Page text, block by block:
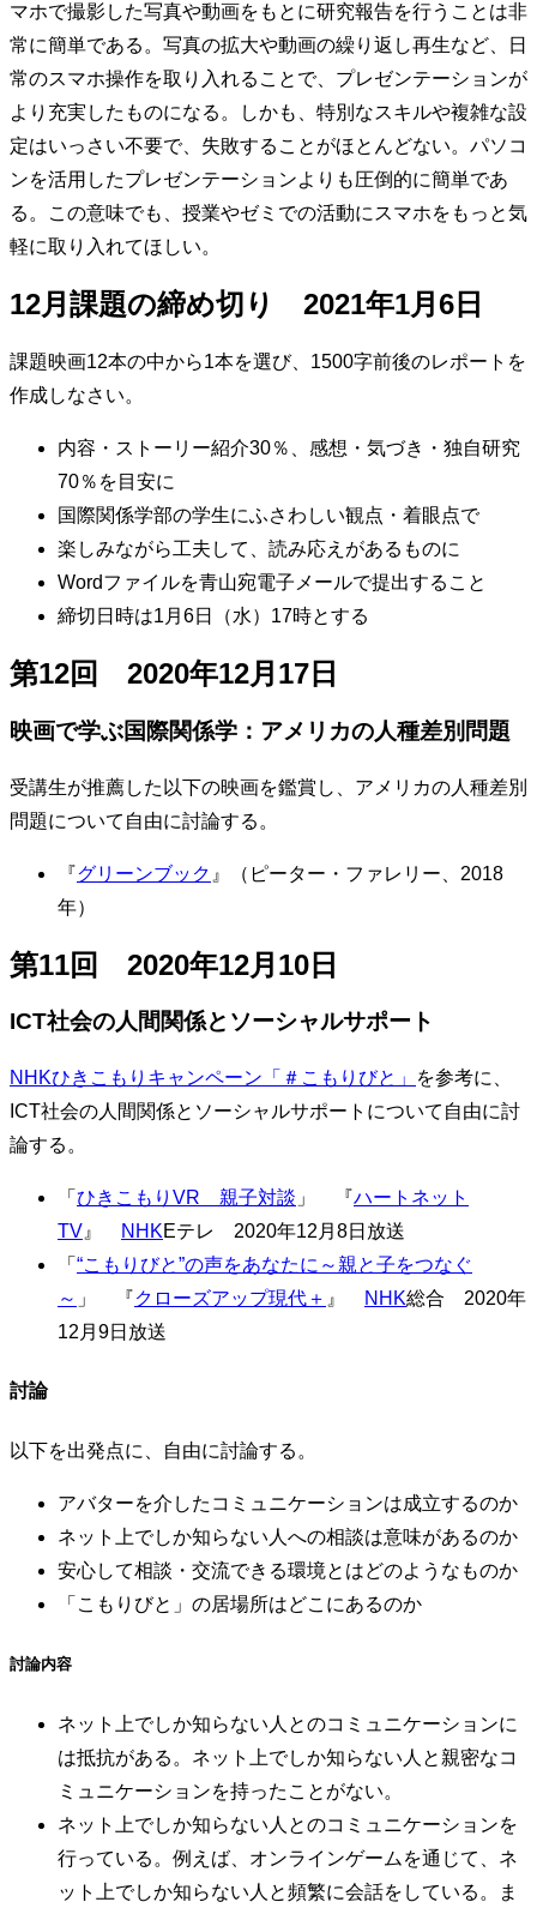
マホで撮影した写真や動画をもとに研究報告を行うことは非
常に簡単である。写真の拡大や動画の繰り返し再生など、日
常のスマホ操作を取り入れることで、プレゼンテーションが
より充実したものになる。しかも、特別なスキルや複雑な設
定はいっさい不要で、失敗することがほとんどない。パソコ
ンを活用したプレゼンテーションよりも圧倒的に簡単であ
る。この意味でも、授業やゼミでの活動にスマホをもっと気
軽に取り入れてほしい。
12月課題の締め切り 2021年1月6日
課題映画12本の中から1本を選び、1500字前後のレポートを
作成しなさい。
内容・ストーリー紹介30％、感想・気づき・独自研究
70％を目安に
国際関係学部の学生にふさわしい観点・着眼点で
楽しみながら工夫して、読み応えがあるものに
Wordファイルを青山宛電子メールで提出すること
締切日時は1月6日（水）17時とする
第12回 2020年12月17日
映画で学ぶ国際関係学：アメリカの人種差別問題
受講生が推薦した以下の映画を鑑賞し、アメリカの人種差別
問題について自由に討論する。
『グリーンブック 』（ピーター・ファレリー、2018
年）
第11回 2020年12月10日
ICT社会の人間関係とソーシャルサポート
NHKひきこもりキャンペーン「＃こもりびと」
を参考に、
ICT社会の人間関係とソーシャルサポートについて自由に討
論する。
「 ひきこもりVR 親子対談 」 『ハートネット
TV 』 NHKEテレ 2020年12月8日放送
「 “こもりびと”の声をあなたに～親と子をつなぐ
～ 」 『クローズアップ現代＋ 』 NHK総合 2020年
12月9日放送
討論
以下を出発点に、自由に討論する。
アバターを介したコミュニケーションは成立するのか
ネット上でしか知らない人への相談は意味があるのか
安心して相談・交流できる環境とはどのようなものか
「こもりびと」の居場所はどこにあるのか
討論内容
ネット上でしか知らない人とのコミュニケーションに
は抵抗がある。ネット上でしか知らない人と親密なコ
ミュニケーションを持ったことがない。
ネット上でしか知らない人とのコミュニケーションを
行っている。例えば、オンラインゲームを通じて、ネ
ット上でしか知らない人と頻繁に会話をしている。ま